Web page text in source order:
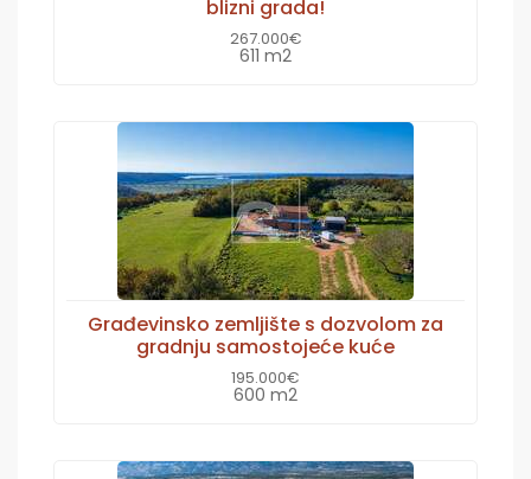
blizni grada!
267.000€
611 m2
Građevinsko zemljište s dozvolom za
gradnju samostojeće kuće
195.000€
600 m2